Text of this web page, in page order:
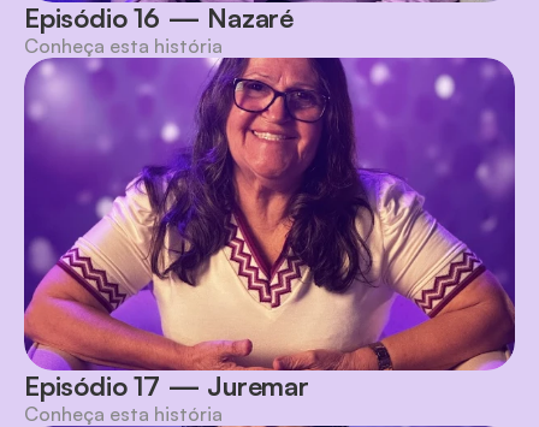
Episódio 16 — Nazaré
Conheça esta história
Episódio 17 — Juremar
Conheça esta história